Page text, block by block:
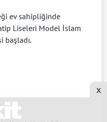
ev sahipliğinde
Liseleri Model İslam
başladı.
x